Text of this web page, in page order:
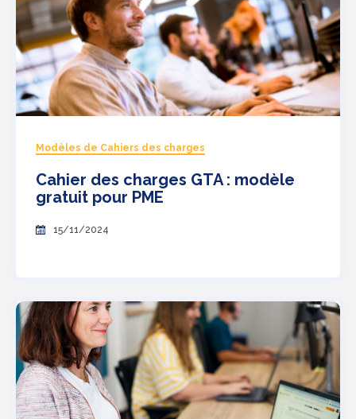
Modèles de Cahiers des charges
Cahier des charges GTA : modèle
gratuit pour PME
15/11/2024